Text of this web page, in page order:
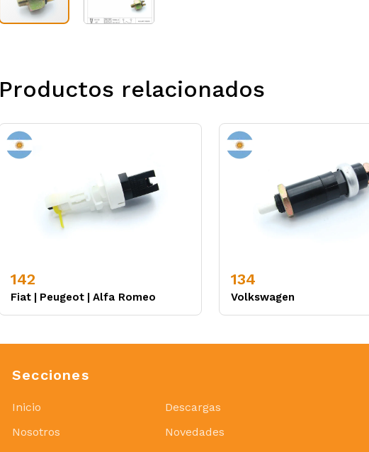
Productos relacionados
142
Fiat | Peugeot | Alfa Romeo
134
Volkswagen
Secciones
Inicio
Nosotros
Descargas
Novedades